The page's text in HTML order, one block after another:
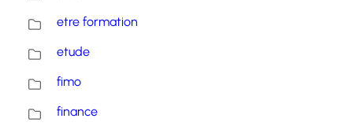
etre formation
etude
fimo
finance